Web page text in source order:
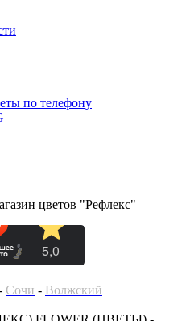
по телефону
цветов "Рефлекс"
Сочи - Волжский